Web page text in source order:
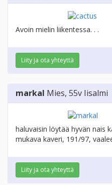
Avoin mielin liikentessa. . .
Liity ja ota yhteyttä
markal Mies, 55v Iisalmi
haluvaisin löytää hyvän nais
mukava kaveri, 191/97,
Liity ja ota yhteyttä